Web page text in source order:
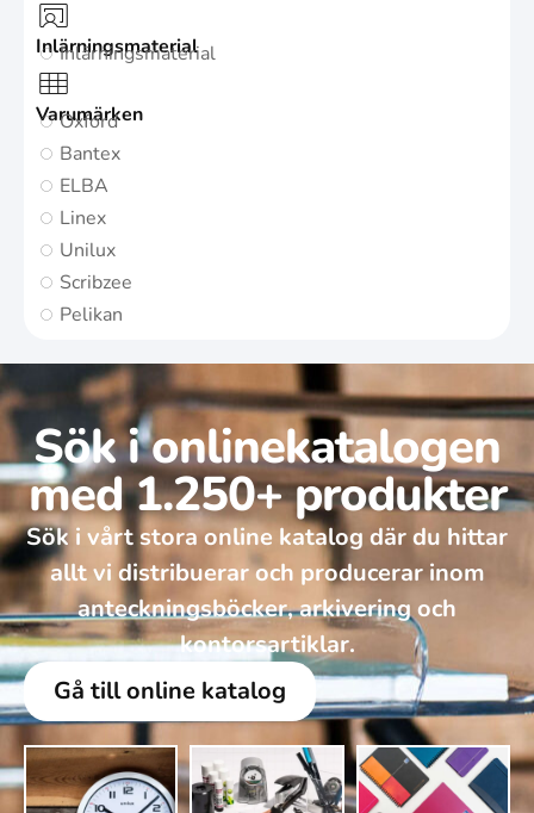
Inlärningsmaterial
Inlärningsmaterial
Varumärken
Oxford
Bantex
ELBA
Linex
Unilux
Scribzee
Pelikan
Sök i onlinekatalogen
med 1.250+ produkter
Sök i vårt stora online katalog där du hittar
allt vi distribuerar och producerar inom
anteckningsböcker, arkivering och
kontorsartiklar.
Gå till online katalog